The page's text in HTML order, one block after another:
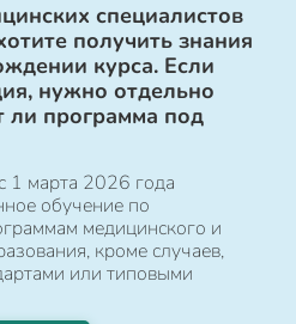
специалистов
получить знания
курса. Если
нужно отдельно
ли программа под
1 марта 2026 года
обучение по
медицинского и
кроме случаев,
или типовыми